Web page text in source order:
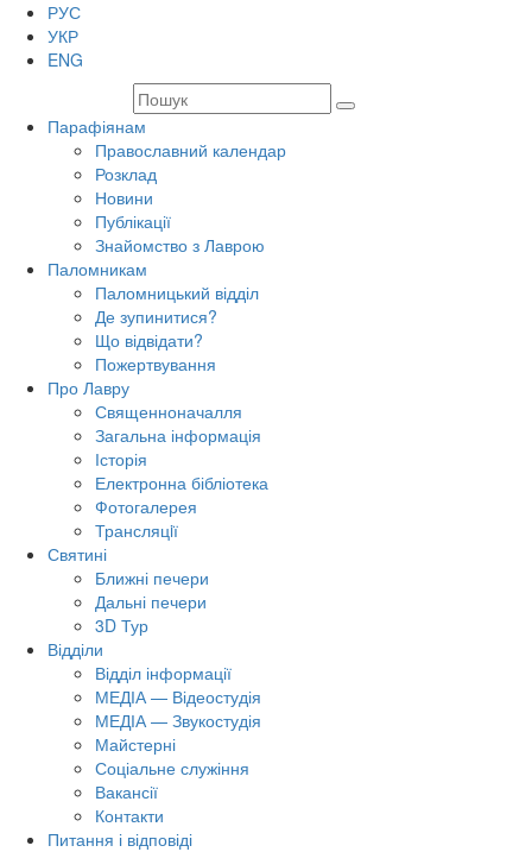
РУС
УКР
ENG
Парафіянам
Православний календар
Розклад
Новини
Публікації
Знайомство з Лаврою
Паломникам
Паломницький відділ
Де зупинитися?
Що відвідати?
Пожертвування
Про Лавру
Священноначалля
Загальна інформація
Історія
Електронна бібліотека
Фотогалерея
Трансляцiї
Святині
Ближні печери
Дальні печери
3D Тур
Відділи
Відділ інформації
МЕДІА — Відеостудія
МЕДІА — Звукостудія
Майстерні
Соціальне служіння
Вакансії
Контакти
Питання і відповіді